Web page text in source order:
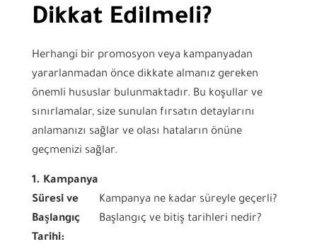
Dikkat Edilmeli?
Herhangi bir promosyon veya kampanyadan
yararlanmadan önce dikkate almanız gereken
önemli hususlar bulunmaktadır. Bu koşullar ve
sınırlamalar, size sunulan fırsatın detaylarını
anlamanızı sağlar ve olası hataların önüne
geçmenizi sağlar.
1. Kampanya
Süresi ve
Başlangıç
Tarihi:
Kampanya ne kadar süreyle geçerli?
Başlangıç ve bitiş tarihleri nedir?